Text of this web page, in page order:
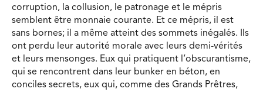
corruption, la collusion, le patronage et le mépris
semblent être monnaie courante. Et ce mépris, il est
sans bornes; il a même atteint des sommets inégalés. Ils
ont perdu leur autorité morale avec leurs demi-vérités
et leurs mensonges. Eux qui pratiquent l’obscurantisme,
qui se rencontrent dans leur bunker en béton, en
conciles secrets, eux qui, comme des Grands Prêtres,